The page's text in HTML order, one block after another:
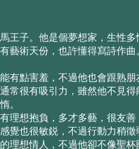
王⼦。他是個夢想家，⽣性多
藝術天份，也許懂得寫詩作曲
有點害羞，不過他也會跟熟朋
常很有吸引⼒，雖然他不⾒得
。
理想抱負，多才多藝，很友善
覺也很敏鋭，不過⾏動⼒稍徵
理想情⼈，不過他卻不像聖杯